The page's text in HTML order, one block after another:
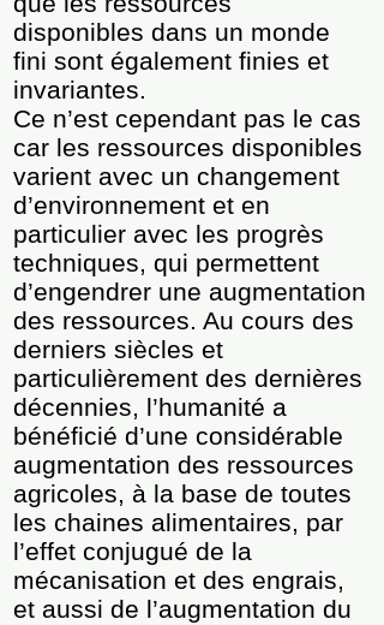
disponibles dans un monde
fini sont également finies et
invariantes.
Ce n’est cependant pas le cas
car les ressources disponibles
varient avec un changement
d’environnement et en
particulier avec les progrès
techniques, qui permettent
d’engendrer une augmentation
des ressources. Au cours des
derniers siècles et
particulièrement des dernières
décennies, l’humanité a
bénéficié d’une considérable
augmentation des ressources
agricoles, à la base de toutes
les chaines alimentaires, par
l’effet conjugué de la
mécanisation et des engrais,
et aussi de l’augmentation du